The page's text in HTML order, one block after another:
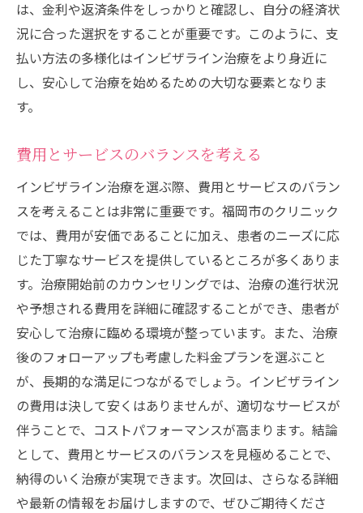
は、金利や返済条件をしっかりと確認し、自分の経済状
況に合った選択をすることが重要です。このように、支
払い方法の多様化はインビザライン治療をより身近に
し、安心して治療を始めるための大切な要素となりま
す。
費用とサービスのバランスを考える
インビザライン治療を選ぶ際、費用とサービスのバラン
スを考えることは非常に重要です。福岡市のクリニック
では、費用が安価であることに加え、患者のニーズに応
じた丁寧なサービスを提供しているところが多くありま
す。治療開始前のカウンセリングでは、治療の進行状況
や予想される費用を詳細に確認することができ、患者が
安心して治療に臨める環境が整っています。また、治療
後のフォローアップも考慮した料金プランを選ぶこと
が、長期的な満足につながるでしょう。インビザライン
の費用は決して安くはありませんが、適切なサービスが
伴うことで、コストパフォーマンスが高まります。結論
として、費用とサービスのバランスを見極めることで、
納得のいく治療が実現できます。次回は、さらなる詳細
や最新の情報をお届けしますので、ぜひご期待くださ